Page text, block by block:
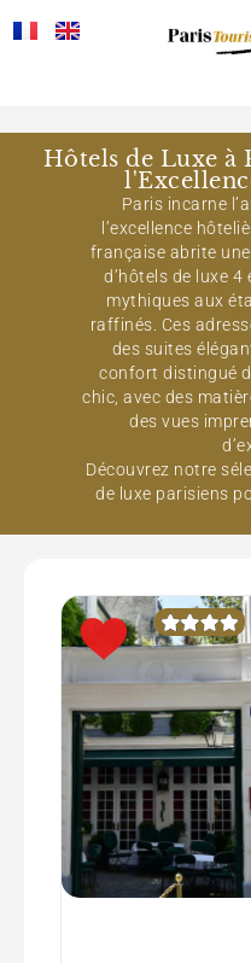
Hôtels de Luxe à
Paris incarne
l’excellence
française abrite
d’hôtels de luxe
mythiques aux
raffinés. Ces
des suites
confort distingué
chic, avec des
des vues
Découvrez notre
de luxe parisiens